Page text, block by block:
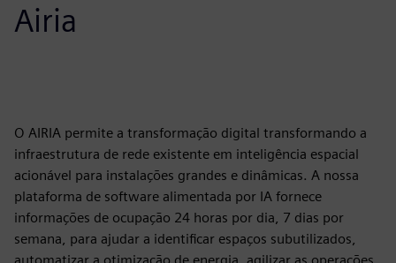
Airia
O AIRIA permite a transformação digital transformando a
infraestrutura de rede existente em inteligência espacial
acionável para instalações grandes e dinâmicas. A nossa
plataforma de software alimentada por IA fornece
informações de ocupação 24 horas por dia, 7 dias por
semana, para ajudar a identificar espaços subutilizados,